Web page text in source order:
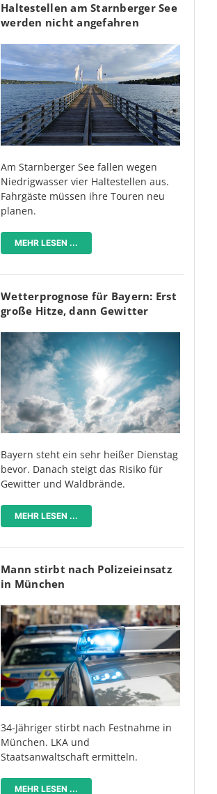
Haltestellen am Starnberger See
werden nicht angefahren
Am Starnberger See fallen wegen
Niedrigwasser vier Haltestellen aus.
Fahrgäste müssen ihre Touren neu
planen.
MEHR LESEN ...
Wetterprognose für Bayern: Erst
große Hitze, dann Gewitter
Bayern steht ein sehr heißer Dienstag
bevor. Danach steigt das Risiko für
Gewitter und Waldbrände.
MEHR LESEN ...
Mann stirbt nach Polizeieinsatz
in München
34-Jähriger stirbt nach Festnahme in
München. LKA und
Staatsanwaltschaft ermitteln.
MEHR LESEN ...